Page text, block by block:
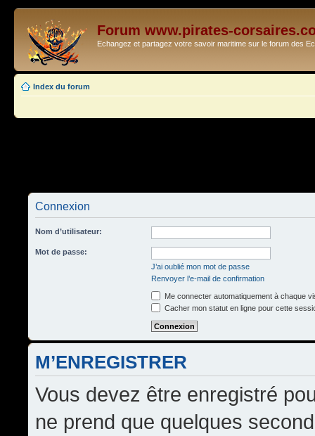
Forum www.pirates-
Echangez et partagez votre savoir maritime sur le forum des
Index du forum
Connexion
Nom d’utilisateur:
Mot de passe:
J’ai oublié mon mot de passe
Renvoyer l’e-mail de confirmation
Me connecter automatiquement à chaque
Cacher mon statut en ligne pour cette
M’ENREGISTRER
Vous devez être enregistré
ne prend que quelques